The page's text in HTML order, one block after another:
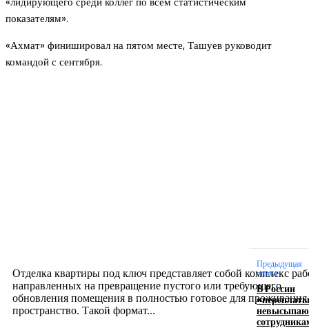
показателям».
«Ахмат» финишировал на пятом месте, Ташуев руководит
командой с сентября.
Отделка квартиры под ключ представляет собой комплекс
направленных на превращение пустого или требующего
обновления помещения в полностью готовое для проживания
пространство. Такой формат...
Предыдущая
статья
В России